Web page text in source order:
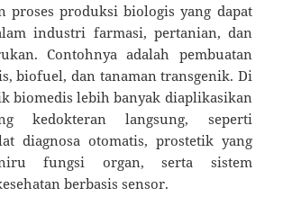
proses produksi biologis yang dapat
industri farmasi, pertanian, dan
Contohnya adalah pembuatan
biofuel, dan tanaman transgenik. Di
biomedis lebih banyak diaplikasikan
kedokteran langsung, seperti
diagnosa otomatis, prostetik yang
fungsi organ, serta sistem
berbasis sensor.